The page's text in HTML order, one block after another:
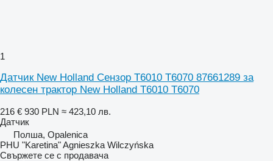
1
Датчик New Holland Сензор T6010 T6070 87661289 за
колесен трактор New Holland T6010 T6070
216 € 930 PLN ≈ 423,10 лв.
Датчик
Полша, Opalenica
PHU "Karetina" Agnieszka Wilczyńska
Свържете се с продавача